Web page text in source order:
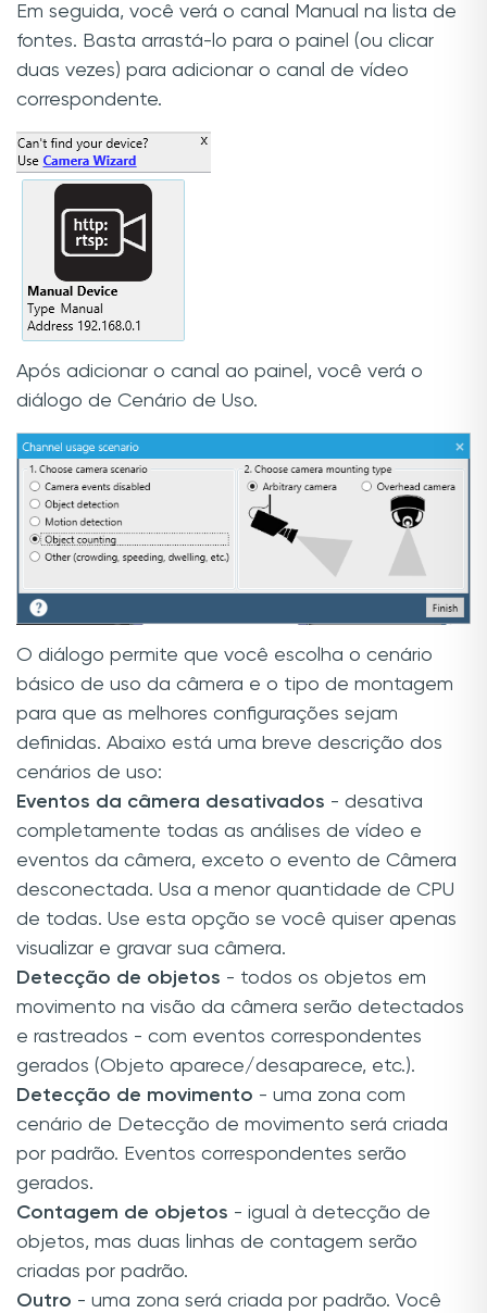
Em seguida, você verá o canal Manual na lista de
fontes. Basta arrastá-lo para o painel (ou clicar
duas vezes) para adicionar o canal de vídeo
correspondente.
Após adicionar o canal ao painel, você verá o
diálogo de Cenário de Uso.
O diálogo permite que você escolha o cenário
básico de uso da câmera e o tipo de montagem
para que as melhores configurações sejam
definidas. Abaixo está uma breve descrição dos
cenários de uso:
Eventos da câmera desativados - desativa
completamente todas as análises de vídeo e
eventos da câmera, exceto o evento de Câmera
desconectada. Usa a menor quantidade de CPU
de todas. Use esta opção se você quiser apenas
visualizar e gravar sua câmera.
Detecção de objetos - todos os objetos em
movimento na visão da câmera serão detectados
e rastreados - com eventos correspondentes
gerados (Objeto aparece/desaparece, etc.).
Detecção de movimento - uma zona com
cenário de Detecção de movimento será criada
por padrão. Eventos correspondentes serão
gerados.
Contagem de objetos - igual à detecção de
objetos, mas duas linhas de contagem serão
criadas por padrão.
Outro - uma zona será criada por padrão. Você